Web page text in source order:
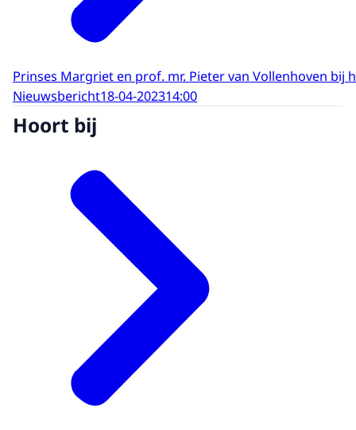
Prinses Margriet en prof. mr. Pieter van Vollenhoven bij
Nieuwsbericht18-04-202314:00
Hoort bij